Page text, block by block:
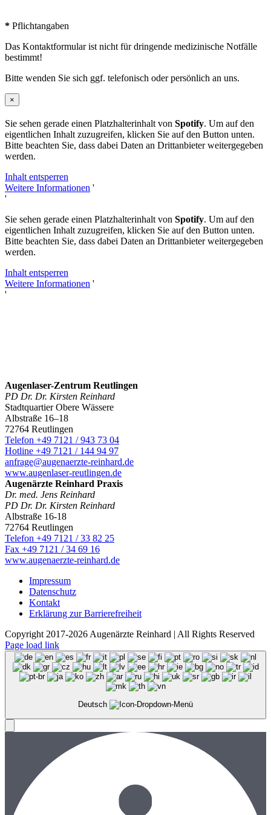
* Pflichtangaben
Das Kontaktformular ist nicht für dringende medizinische Notfälle
bestimmt!
Bitte wenden Sie sich ggf. telefonisch oder persönlich an uns.
×
Sie sehen gerade einen Platzhalterinhalt von Spotify. Um auf den
eigentlichen Inhalt zuzugreifen, klicken Sie auf den Button unten.
Bitte beachten Sie, dass dabei Daten an Drittanbieter weitergegeben
werden.
Inhalt entsperren
Weitere Informationen '
'
Sie sehen gerade einen Platzhalterinhalt von Spotify. Um auf den
eigentlichen Inhalt zuzugreifen, klicken Sie auf den Button unten.
Bitte beachten Sie, dass dabei Daten an Drittanbieter weitergegeben
werden.
Inhalt entsperren
Weitere Informationen '
'
Augenlaser-Zentrum Reutlingen
PD Dr. Dr. Kirsten Reinhard
Stadtquartier Obere Wässere
Albstraße 16–18
72764 Reutlingen
Telefon +49 7121 / 943 73 04
Hotline +49 7121 / 144 94 97
anfrage@augenaerzte-reinhard.de
www.augenlaser-reutlingen.de
Augenärzte Reinhard Praxis
Dr. med. Jens Reinhard
PD Dr. Dr. Kirsten Reinhard
Albstraße 16-18
72764 Reutlingen
Telefon +49 7121 / 33 82 25
Fax +49 7121 / 34 69 16
www.augenaerzte-reinhard.de
Impressum
Datenschutz
Kontakt
Erklärung zur Barrierefreiheit
Copyright 2017-2026 Augenärzte Reinhard | All Rights Reserved
Page load link
Deutsch